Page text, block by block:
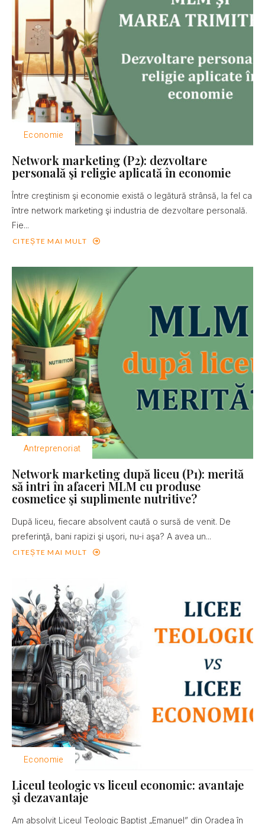
Economie
Network marketing (P2): dezvoltare
personală şi religie aplicată în economie
Între creştinism şi economie există o legătură strânsă, la fel ca
între network marketing şi industria de dezvoltare personală.
Fie...
CITEȘTE MAI MULT
Antreprenoriat
Network marketing după liceu (P1): merită
să intri în afaceri MLM cu produse
cosmetice şi suplimente nutritive?
După liceu, fiecare absolvent caută o sursă de venit. De
preferinţă, bani rapizi şi uşori, nu-i aşa? A avea un...
CITEȘTE MAI MULT
Economie
Liceul teologic vs liceul economic: avantaje
şi dezavantaje
Am absolvit Liceul Teologic Baptist „Emanuel” din Oradea în